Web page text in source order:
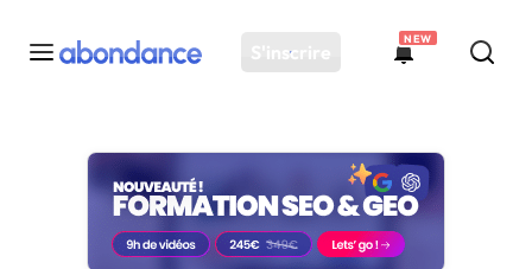
S'inscrire
NEW
Toutes les actus
Actus SEO
Plateforme